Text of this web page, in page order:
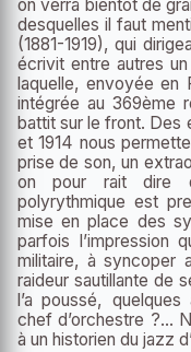
on verra bientôt de
desquelles il faut
(1881-1919), qui
écrivit entre autres un
laquelle, envoyée en
intégrée au 369ème
battit sur le front. Des
et 1914 nous
prise de son, un
on pour rait dire
polyrythmique est
mise en place des
parfois l’impression
militaire, à syncoper
raideur sautillante de
l’a poussé,
chef d’orchestre ?...
à un historien du jazz